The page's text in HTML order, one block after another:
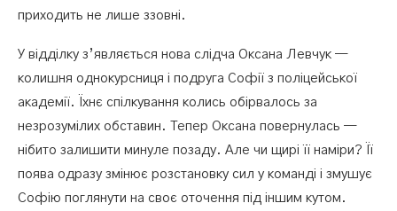
приходить не лише ззовні.
У відділку з’являється нова слідча Оксана Левчук —
колишня однокурсниця і подруга Софії з поліцейської
академії. Їхнє спілкування колись обірвалось за
незрозумілих обставин. Тепер Оксана повернулась —
нібито залишити минуле позаду. Але чи щирі її наміри? Її
поява одразу змінює розстановку сил у команді і змушує
Софію поглянути на своє оточення під іншим кутом.